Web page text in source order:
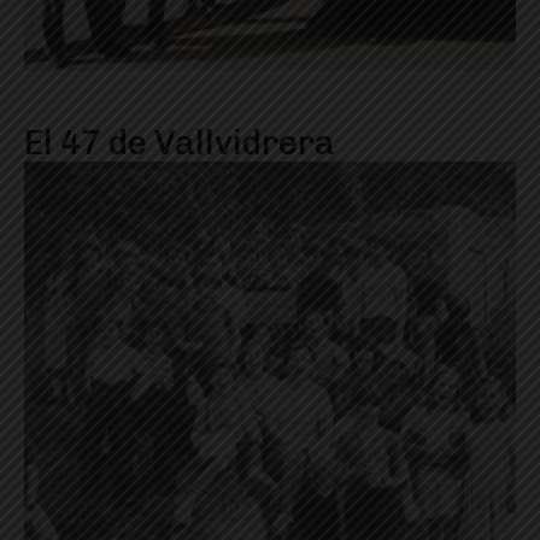
El 47 de Vallvidrera